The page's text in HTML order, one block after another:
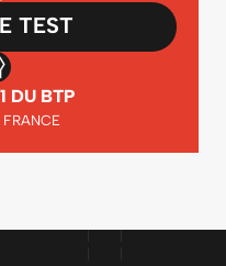
TEST
DU BTP
FRANCE